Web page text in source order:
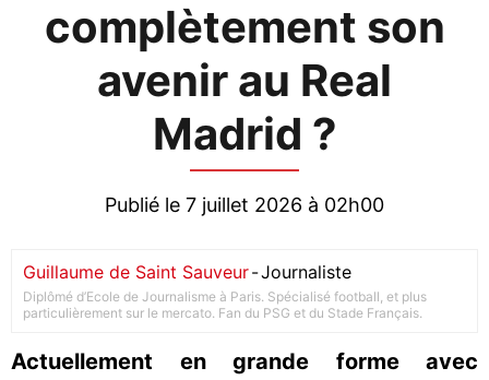
complètement son
avenir au Real
Madrid ?
Publié le 7 juillet 2026 à 02h00
Guillaume de Saint Sauveur-Journaliste
Diplômé d’Ecole de Journalisme à Paris. Spécialisé football, et plus
particulièrement sur le mercato. Fan du PSG et du Stade Français.
Actuellement en grande forme avec